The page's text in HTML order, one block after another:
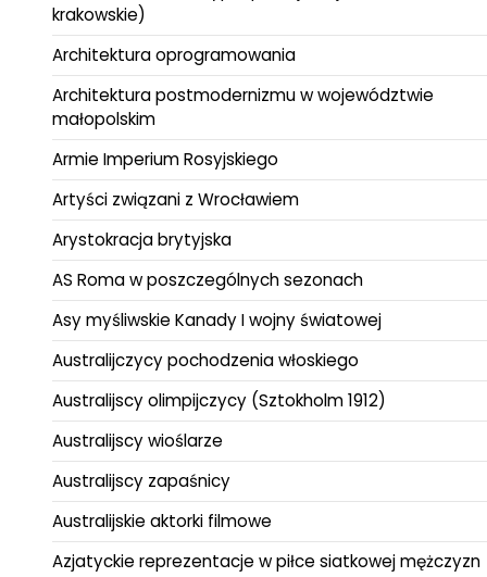
krakowskie)
Architektura oprogramowania
Architektura postmodernizmu w województwie
małopolskim
Armie Imperium Rosyjskiego
Artyści związani z Wrocławiem
Arystokracja brytyjska
AS Roma w poszczególnych sezonach
Asy myśliwskie Kanady I wojny światowej
Australijczycy pochodzenia włoskiego
Australijscy olimpijczycy (Sztokholm 1912)
Australijscy wioślarze
Australijscy zapaśnicy
Australijskie aktorki filmowe
Azjatyckie reprezentacje w piłce siatkowej mężczyzn